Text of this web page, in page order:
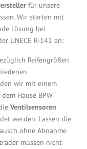
für unsere
Wir starten mit
Lösung bei
UNECE R-141 an:
Reifengrößen
wir mit einem
Hause BPW
Ventilsensoren
werden. Lassen die
ohne Abnahme
müssen nicht